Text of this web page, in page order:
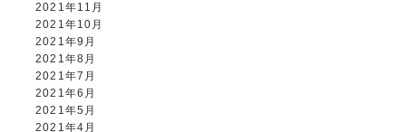
2021年11月
2021年10月
2021年9月
2021年8月
2021年7月
2021年6月
2021年5月
2021年4月